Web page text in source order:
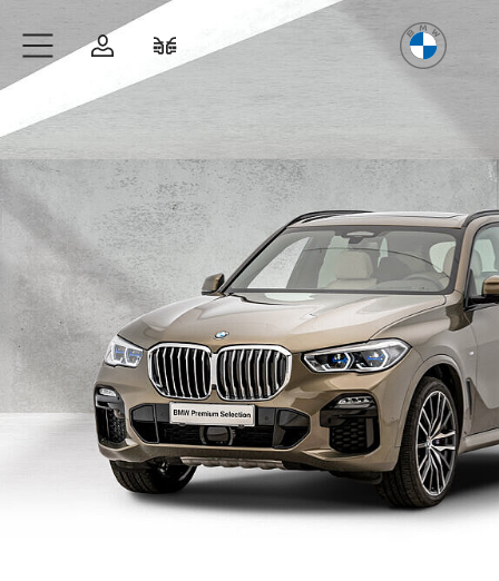
Zum Hauptinhalt springen
AnmeldenFahrzeugvergleich
Freude